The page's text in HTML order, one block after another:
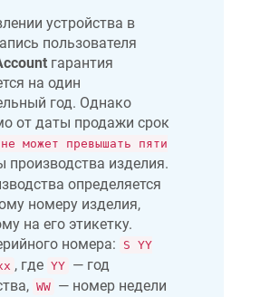
устройства в
пользователя
гарантия
на один
год. Однако
от даты продажи срок
не может превышать пяти
производства изделия.
определяется
номеру изделия,
на его этикетку.
номера:
S YY
, где YY — год
WW — номер недели